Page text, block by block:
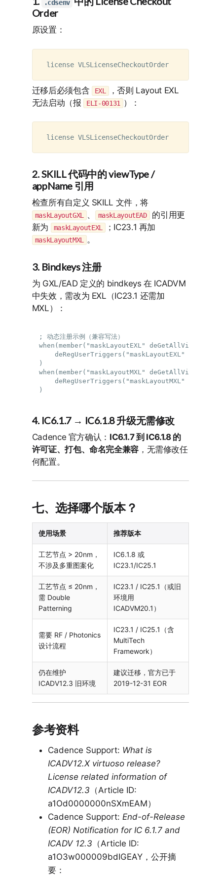
.cdsenv
Order
原设置：
迁移后必须包含 EXL
，否则 Layout EXL
无法启动（报
ELI-00131 ）：
2. SKILL 代码中的 viewType /
appName 引用
检查所有自定义 SKILL 文件，将
maskLayoutGXL 、 maskLayoutEAD
的引用更
新为
maskLayoutEXL ；IC23.1 再加
maskLayoutMXL 。
3. Bindkeys 注册
为 GXL/EAD 定义的 bindkeys 在 ICADVM
中失效，需改为 EXL（IC23.1 还需加
MXL）：
; 动态注册示例（兼容写法）
when(member("maskLayoutEXL"
deRegUserTriggers("maskLayoutEXL" nil nil
)
when(member("maskLayoutMXL"
deRegUserTriggers("maskLayoutMXL" nil nil
4. IC6.1.7 → IC6.1.8 升级无需修改
Cadence 官方确认： IC6.1.7 到 IC6.1.8 的
许可证、打包、命名完全兼容，无需修改任
何配置。
七、选择哪个版本？
使用场景 推荐版本
工艺节点 > 20nm，
不涉及多重图案化
IC6.1.8 或
IC23.1/IC25.1
工艺节点 ≤ 20nm，
需 Double
Patterning
IC23.1 / IC25.1（或旧
环境用
ICADVM20.1）
需要 RF / Photonics
设计流程
IC23.1 / IC25.1（含
MultiTech
Framework）
仍在维护
ICADV12.3 旧环境
建议迁移，官方已于
2019-12-31 EOR
参考资料
Cadence Support: What is
ICADV12.X virtuoso release?
License related information of
ICADV12.3 （Article ID:
a1Od0000000nSXmEAM）
Cadence Support: End-of-Release
(EOR) Notification for IC 6.1.7 and
ICADV 12.3 （Article ID:
a1O3w000009bdIGEAY，公开摘
要：